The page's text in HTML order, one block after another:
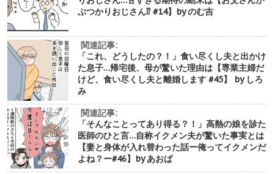
ぶつかりおじさん⁉︎ #14】by のむ吉
関連記事:
「これ、どうしたの？！」食い尽くし夫と出かけ
た息子…帰宅後、母が驚いた理由は【専業主婦だ
けど、食い尽くし夫と離婚します #45】 by しろ
み
関連記事:
「そんなことってあり得る？！」高熱の娘を診た
医師のひと言…自称イクメン夫が驚いた事実とは
【妻と身体が入れ替わった話ー俺ってイクメンだ
よね？ー#46】by あおば